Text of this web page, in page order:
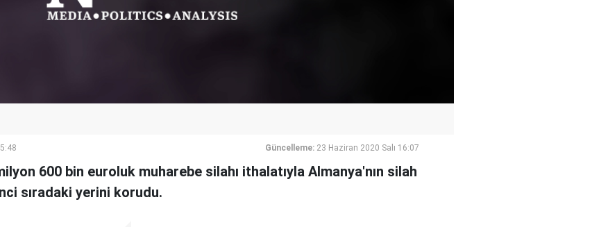
Güncelleme: 23 Haziran 2020 Salı 16:07
600 bin euroluk muharebe silahı ithalatıyla Almanya'nın silah
sıradaki yerini korudu.